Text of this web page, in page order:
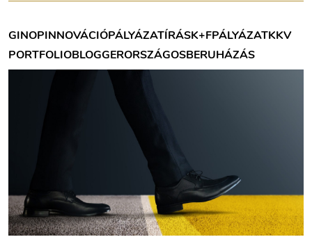
GINOPINNOVÁCIÓPÁLYÁZATÍRÁSK+FPÁLYÁZATKKV
PORTFOLIOBLOGGERORSZÁGOSBERUHÁZÁS